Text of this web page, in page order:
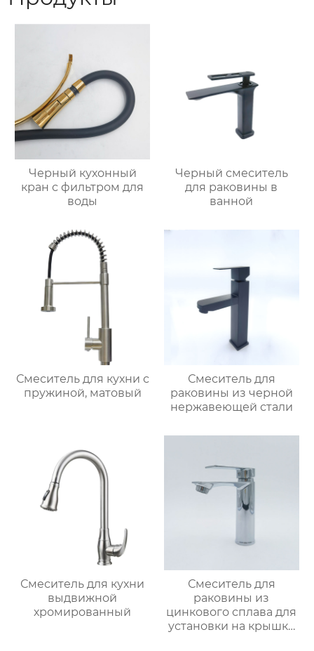
Черный кухонный
кран с фильтром для
воды
Черный смеситель
для раковины в
ванной
Смеситель для кухни с
пружиной, матовый
Смеситель для
раковины из черной
нержавеющей стали
Смеситель для кухни
выдвижной
хромированный
Смеситель для
раковины из
цинкового сплава для
установки на крышку